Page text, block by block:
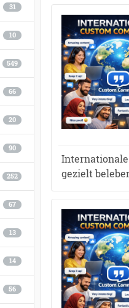
gezielt
31
10
549
66
20
90
252
67
13
14
56